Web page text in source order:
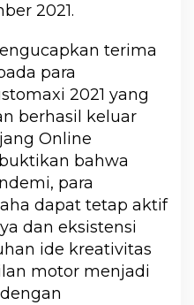
2021.
terima
para
2021 yang
berhasil keluar
Online
bahwa
para
dapat tetap aktif
dan eksistensi
ide kreativitas
motor menjadi